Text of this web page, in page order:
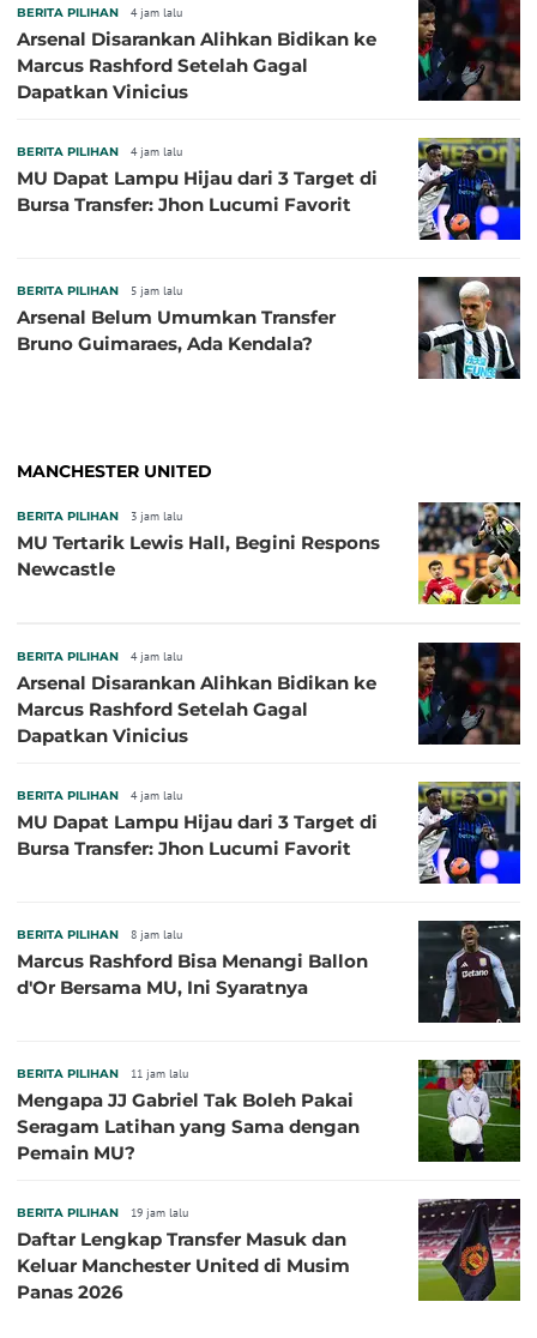
BERITA PILIHAN 4 jam lalu
Arsenal Disarankan Alihkan Bidikan ke
Marcus Rashford Setelah Gagal
Dapatkan Vinicius
BERITA PILIHAN 4 jam lalu
MU Dapat Lampu Hijau dari 3 Target di
Bursa Transfer: Jhon Lucumi Favorit
BERITA PILIHAN 5 jam lalu
Arsenal Belum Umumkan Transfer
Bruno Guimaraes, Ada Kendala?
MANCHESTER UNITED
BERITA PILIHAN 3 jam lalu
MU Tertarik Lewis Hall, Begini Respons
Newcastle
BERITA PILIHAN 4 jam lalu
Arsenal Disarankan Alihkan Bidikan ke
Marcus Rashford Setelah Gagal
Dapatkan Vinicius
BERITA PILIHAN 4 jam lalu
MU Dapat Lampu Hijau dari 3 Target di
Bursa Transfer: Jhon Lucumi Favorit
BERITA PILIHAN 8 jam lalu
Marcus Rashford Bisa Menangi Ballon
d'Or Bersama MU, Ini Syaratnya
BERITA PILIHAN 11 jam lalu
Mengapa JJ Gabriel Tak Boleh Pakai
Seragam Latihan yang Sama dengan
Pemain MU?
BERITA PILIHAN 19 jam lalu
Daftar Lengkap Transfer Masuk dan
Keluar Manchester United di Musim
Panas 2026